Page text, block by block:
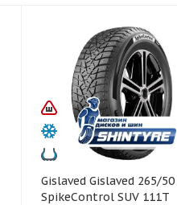
Gislaved Gislaved 265/50 R20
SpikeControl SUV 111T